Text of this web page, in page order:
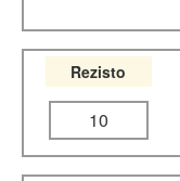
Rezisto
10